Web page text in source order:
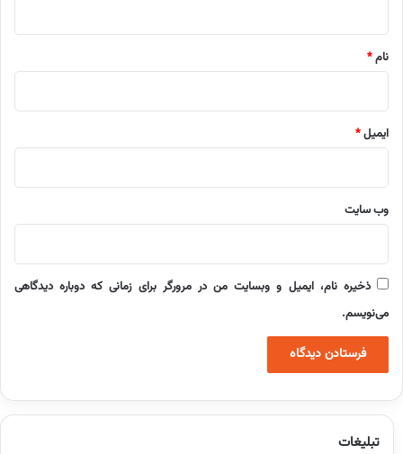
نام*
ایمیل*
وب‌ سایت
ذخیره نام، ایمیل و وبسایت من در مرورگر برای زمانی که دوباره دیدگاهی
می‌نویسم.
تبلیغات